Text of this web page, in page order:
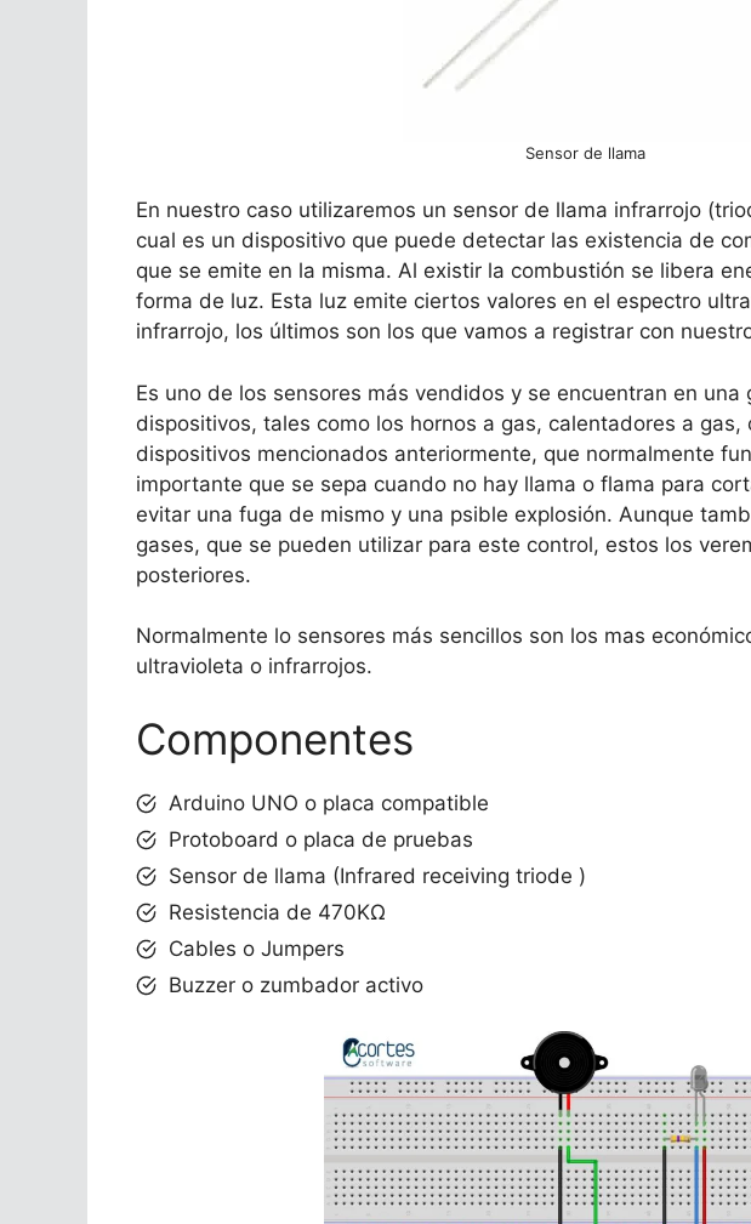
Sensor de llama
En nuestro caso utilizaremos un sensor de llama infrarrojo
cual es un dispositivo que puede detectar las existencia de
que se emite en la misma. Al existir la combustión se libera
forma de luz. Esta luz emite ciertos valores en el espectro
infrarrojo, los últimos son los que vamos a registrar con
Es uno de los sensores más vendidos y se encuentran en una
dispositivos, tales como los hornos a gas, calentadores a gas,
dispositivos mencionados anteriormente, que normalmente
importante que se sepa cuando no hay llama o flama para
evitar una fuga de mismo y una psible explosión. Aunque
gases, que se pueden utilizar para este control, estos los
posteriores.
Normalmente lo sensores más sencillos son los mas
ultravioleta o infrarrojos.
Componentes
Arduino UNO o placa compatible
Protoboard o placa de pruebas
Sensor de llama (Infrared receiving triode )
Resistencia de 470KΩ
Cables o Jumpers
Buzzer o zumbador activo